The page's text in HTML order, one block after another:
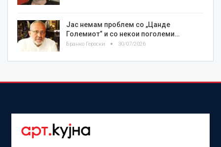
Јас немам проблем со „Цанде
Големиот“ и со некои поголеми…
Бранко Героски 30/07/2026